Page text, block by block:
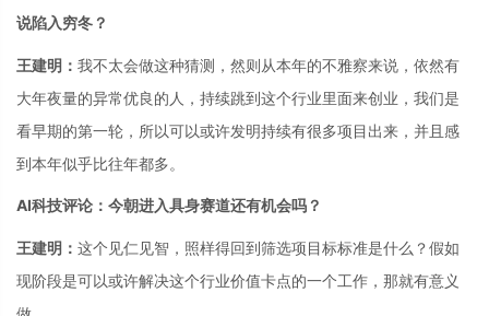
说陷入穷冬？
王建明： 我不太会做这种猜测，然则从本年的不雅察来说，依然有
大年夜量的异常优良的人，持续跳到这个行业里面来创业，我们是
看早期的第一轮，所以可以或许发明持续有很多项目出来，并且感
到本年似乎比往年都多。
AI科技评论：今朝进入具身赛道还有机会吗？
王建明： 这个见仁见智，照样得回到筛选项目标标准是什么？假如
现阶段是可以或许解决这个行业价值卡点的一个工作，那就有意义